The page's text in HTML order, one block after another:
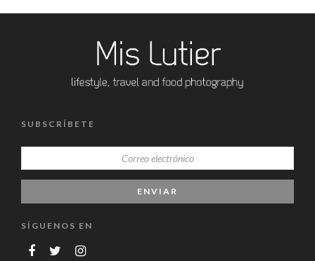
SUBSCRÍBETE
SÍGUENOS EN